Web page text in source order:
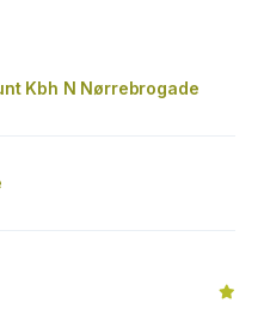
Kbh N Nørrebrogade